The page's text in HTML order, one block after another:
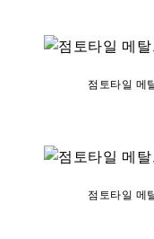
점토타일 메
점토타일 메